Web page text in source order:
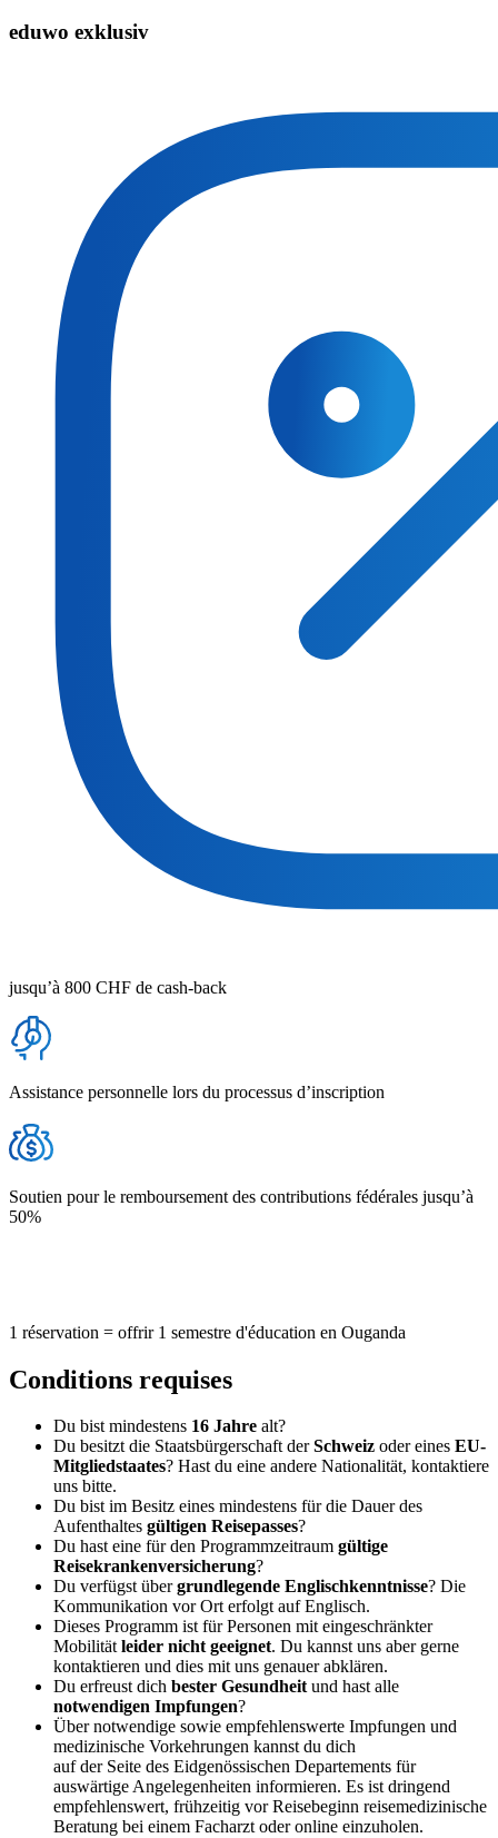
eduwo exklusiv
jusqu’à 800 CHF de cash-back
Assistance personnelle lors du processus d’inscription
Soutien pour le remboursement des contributions fédérales jusqu’à
50%
1 réservation = offrir 1 semestre d'éducation en Ouganda
Conditions requises
Du bist mindestens 16 Jahre alt?
Du besitzt die Staatsbürgerschaft derSchweiz oder eines EU-
Mitgliedstaates? Hast du eine andere Nationalität, kontaktiere
uns bitte.
Du bist im Besitz eines mindestens für die Dauer des
Aufenthaltes gültigen Reisepasses?
Du hast eine für den Programmzeitraum gültige
Reisekrankenversicherung?
Du verfügst übergrundlegende Englischkenntnisse? Die
Kommunikation vor Ort erfolgt auf Englisch.
Dieses Programm ist für Personen mit eingeschränkter
Mobilitätleider nicht geeignet. Du kannst uns aber gerne
kontaktieren und dies mit uns genauer abklären.
Du erfreust dich bester Gesundheitund hast alle
notwendigen Impfungen?
Über notwendige sowie empfehlenswerte Impfungen und
medizinische Vorkehrungen kannst du dich
auf der Seite des Eidgenössischen Departements für
auswärtige Angelegenheiten informieren. Es ist dringend
empfehlenswert, frühzeitig vor Reisebeginn reisemedizinische
Beratung bei einem Facharzt oder online einzuholen.